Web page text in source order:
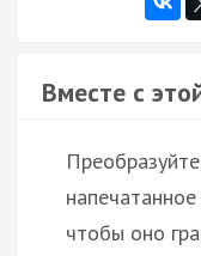
Вместе с
чтобы оно